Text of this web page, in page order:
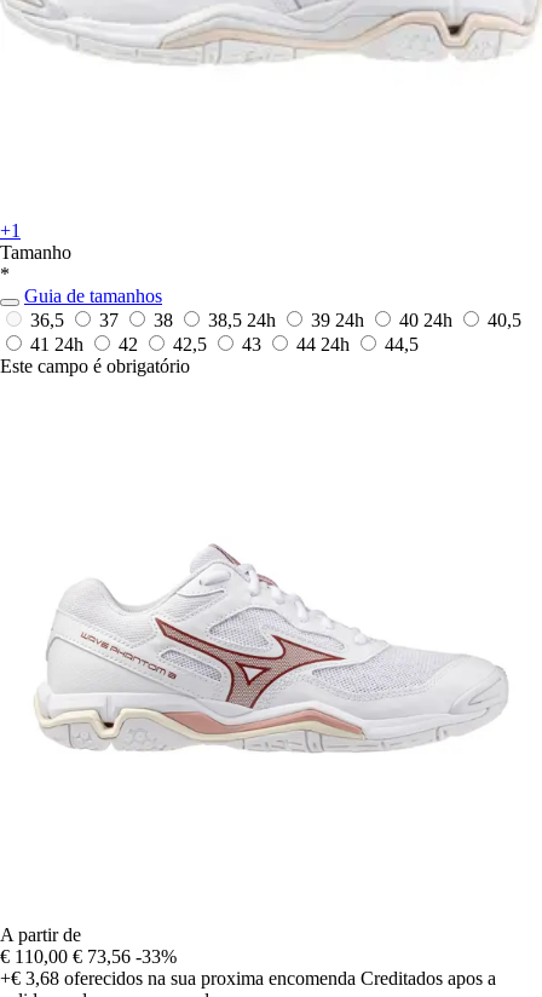
+1
Tamanho
*
Guia de tamanhos
36,5
37 38 38,5 24h 39 24h 40 24h
40,5
41 24h 42 42,5 43 44 24h
44,5
Este campo é obrigatório
A partir de
€ 110,00 € 73,56 -33%
+€ 3,68 oferecidos na sua proxima encomenda Creditados apos a